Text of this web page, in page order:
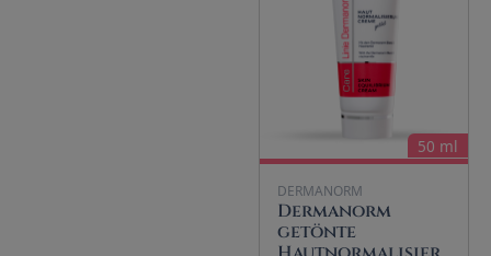
50 ml
DERMANORM
Dermanorm
getönte